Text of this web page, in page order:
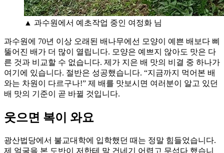
▲ 과수원에서 예초작업 중인 여정화 님
과수원에 70년 이상 오래된 배나무에선 모양이 예쁜 배보다 삐
뚤어진 배가 더 많이 열립니다. 모양은 예쁘지 않아도 맛은 다
른 것과 비교할 수 없습니다. 제가 지은 배 맛의 비결 중 하나가
여기에 있습니다. 절반은 성공했습니다. “지금까지 먹어본 배
와는 차원이 다르구나!” 제 배를 맛보시면 여러분이 알고 있던
배 맛의 기준이 곧 바뀔 것입니다.
웃으면 복이 와요
광산법당에서 불교대학에 입학했던 때는 정말 힘들었습니다.
제 얼굴을 본 도반이 저한테 말 건네기 어렵고 무섭다 했습니